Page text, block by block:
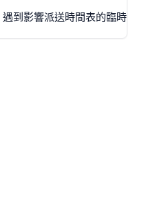
遇到影響派送時間表的臨時問